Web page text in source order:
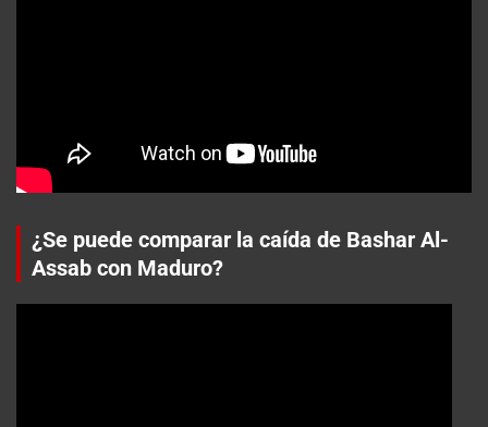
¿Se puede comparar la caída de Bashar Al-
Assab con Maduro?